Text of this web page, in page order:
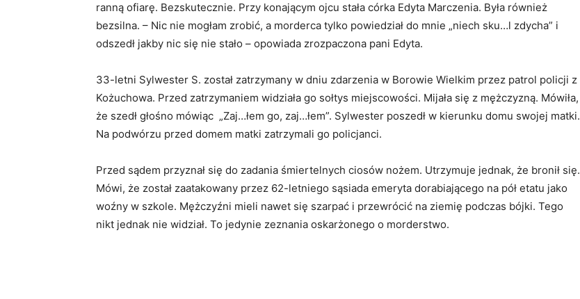
ranną ofiarę. Bezskutecznie. Przy konającym ojcu stała córka Edyta Marczenia. Była również
bezsilna. – Nic nie mogłam zrobić, a morderca tylko powiedział do mnie „niech sku…l zdycha” i
odszedł jakby nic się nie stało – opowiada zrozpaczona pani Edyta.
33-letni Sylwester S. został zatrzymany w dniu zdarzenia w Borowie Wielkim przez patrol policji z
Kożuchowa. Przed zatrzymaniem widziała go sołtys miejscowości. Mijała się z mężczyzną. Mówiła,
że szedł głośno mówiąc „Zaj…łem go, zaj…łem”. Sylwester poszedł w kierunku domu swojej matki.
Na podwórzu przed domem matki zatrzymali go policjanci.
Przed sądem przyznał się do zadania śmiertelnych ciosów nożem. Utrzymuje jednak, że bronił się.
Mówi, że został zaatakowany przez 62-letniego sąsiada emeryta dorabiającego na pół etatu jako
woźny w szkole. Mężczyźni mieli nawet się szarpać i przewrócić na ziemię podczas bójki. Tego
nikt jednak nie widział. To jedynie zeznania oskarżonego o morderstwo.